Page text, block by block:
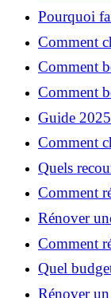
de la
Pourquoi
pour
Comment
permis de
Comment
énergétique
Comment
rénovation
Guide
Voiron :
Comment
rénovation
Quels
Comment
coûts et
Rénover
étapes,
Comment
?
Quel
2026 ?
Rénover